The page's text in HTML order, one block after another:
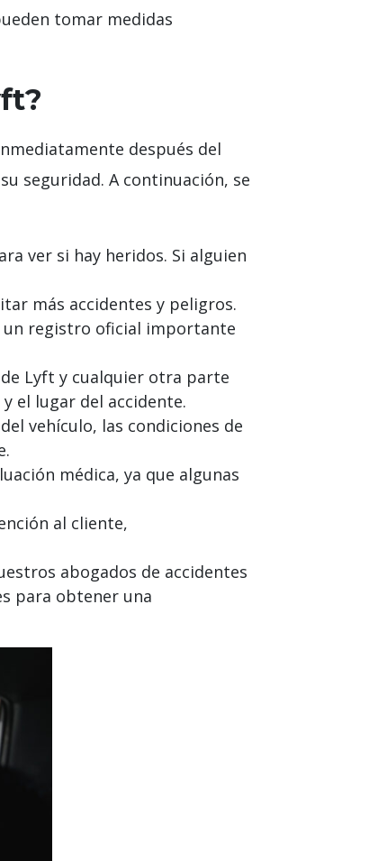
tomar medidas
después del
seguridad. A continuación, se
ver si hay heridos. Si alguien
más accidentes y peligros.
un registro oficial importante
Lyft y cualquier otra parte
el lugar del accidente.
vehículo, las condiciones de
médica, ya que algunas
al cliente,
abogados de accidentes
para obtener una